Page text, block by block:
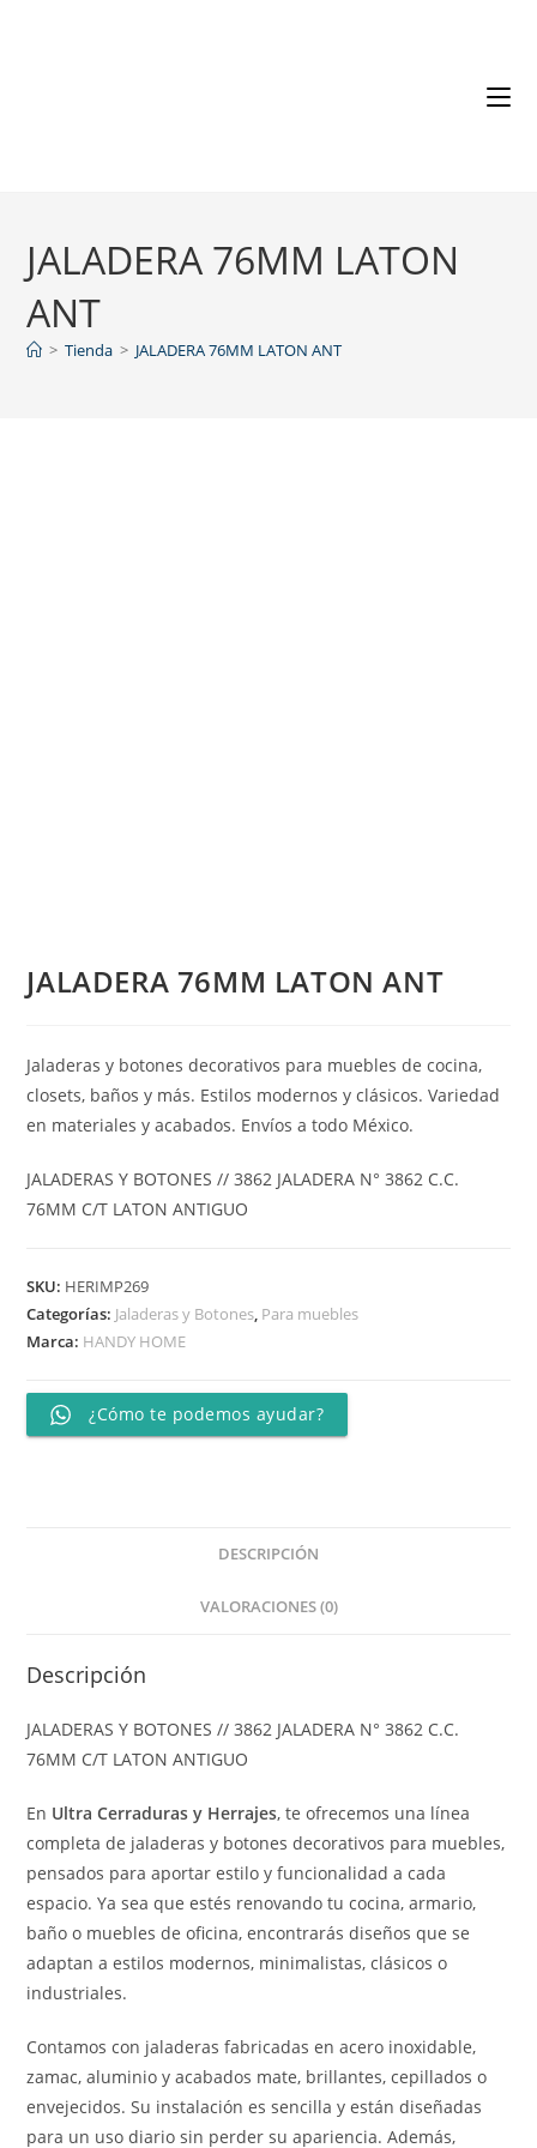
JALADERA 76MM LATON
ANT
> Tienda > JALADERA 76MM LATON ANT
JALADERA 76MM LATON ANT
Jaladeras y botones decorativos para muebles de cocina,
closets, baños y más. Estilos modernos y clásicos. Variedad
en materiales y acabados. Envíos a todo México.
JALADERAS Y BOTONES // 3862 JALADERA N° 3862 C.C.
76MM C/T LATON ANTIGUO
SKU: HERIMP269
Categorías: Jaladeras y Botones, Para muebles
Marca: HANDY HOME
¿Cómo te podemos ayudar?
DESCRIPCIÓN
VALORACIONES (0)
Descripción
JALADERAS Y BOTONES // 3862 JALADERA N° 3862 C.C.
76MM C/T LATON ANTIGUO
En Ultra Cerraduras y Herrajes, te ofrecemos una línea
completa de jaladeras y botones decorativos para muebles,
pensados para aportar estilo y funcionalidad a cada
espacio. Ya sea que estés renovando tu cocina, armario,
baño o muebles de oficina, encontrarás diseños que se
adaptan a estilos modernos, minimalistas, clásicos o
industriales.
Contamos con jaladeras fabricadas en acero inoxidable,
zamac, aluminio y acabados mate, brillantes, cepillados o
envejecidos. Su instalación es sencilla y están diseñadas
para un uso diario sin perder su apariencia. Además,